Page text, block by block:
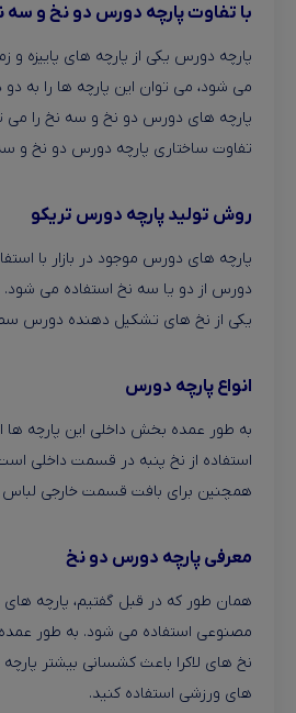
با تفاوت پارچه دورس دو نخ و سه
پارچه دورس یکی از پارچه های پاییزه و
می شود، می توان این پارچه ها را
پارچه های دورس دو نخ و سه نخ را می
تفاوت ساختاری پارچه دورس دو نخ و
روش تولید پارچه دورس تریکو
پارچه های دورس موجود در بازار با
دورس از دو یا سه نخ استفاده می شود.
یکی از نخ های تشکیل دهنده دورس
انواع پارچه دورس
به طور عمده بخش داخلی این پارچه ها
استفاده از نخ پنبه در قسمت داخلی
همچنین برای بافت قسمت خارجی
معرفی پارچه دورس دو نخ
همان طور که در قبل گفتیم، پارچه
مصنوعی استفاده می شود. به طور عمده
نخ های لاکرا باعث کشسانی بیشتر
های ورزشی استفاده کنید.